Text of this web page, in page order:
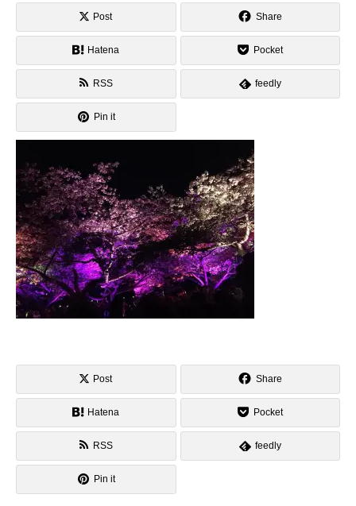
Post Share
Hatena Pocket
RSS feedly
Pin it
Post Share
Hatena Pocket
RSS feedly
Pin it